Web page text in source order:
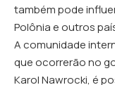
também pode
Polônia e outros
A comunidade
que ocorrerão no
Karol Nawrocki, é